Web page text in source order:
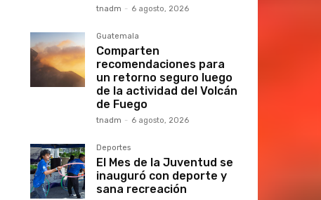
tnadm - 6 agosto, 2026
Guatemala
Comparten
recomendaciones para
un retorno seguro luego
de la actividad del Volcán
de Fuego
tnadm - 6 agosto, 2026
Deportes
El Mes de la Juventud se
inauguró con deporte y
sana recreación